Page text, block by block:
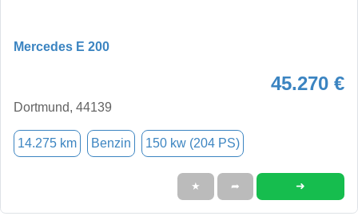
Mercedes E 200
45.270 €
Dortmund, 44139
14.275 km Benzin 150 kw (204 PS)
★ ➦ ➜